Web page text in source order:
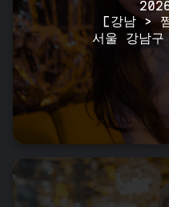
[강남 >
서울 강남